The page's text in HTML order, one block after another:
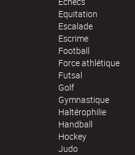
Equitation
Escalade
Escrime
Football
Force athlétique
Futsal
Golf
Gymnastique
Haltérophilie
Handball
Hockey
Judo